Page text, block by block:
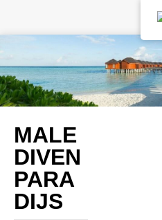
MALE
DIVEN
PARA
DIJS